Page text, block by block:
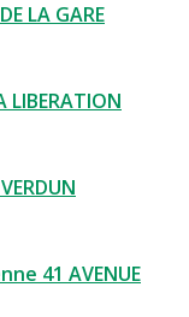
LA GARE
LIBERATION
41 AVENUE